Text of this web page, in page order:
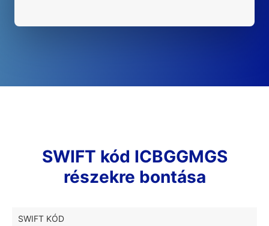
SWIFT kód ICBGGMGS
részekre bontása
SWIFT KÓD